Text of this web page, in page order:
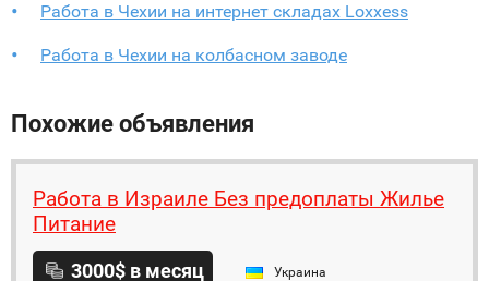
Работа в Чехии на интернет складах Loxxess
Работа в Чехии на колбасном заводе
Похожие объявления
Работа в Израиле Без предоплаты Жилье
Питание
3000$ в месяц Украина